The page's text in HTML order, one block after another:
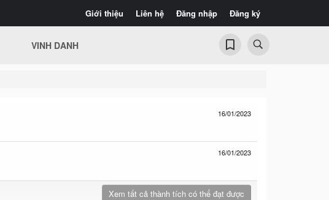
Giới thiệu Liên hệ Đăng nhập Đăng ký
VINH DANH
16/01/2023
16/01/2023
Xem tất cả thành tích có thể đạt được